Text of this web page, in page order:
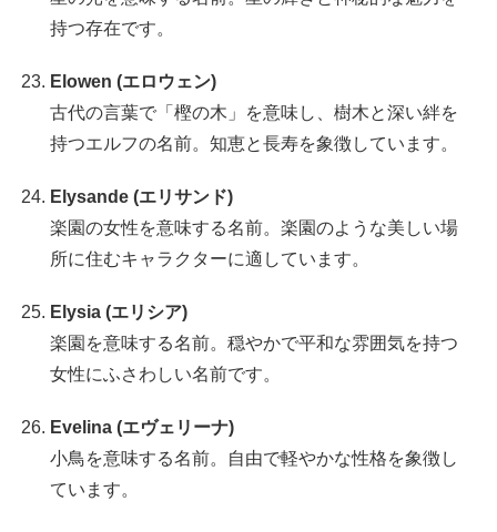
持つ存在です。
Elowen (エロウェン)
古代の言葉で「樫の木」を意味し、樹木と深い絆を
持つエルフの名前。知恵と長寿を象徴しています。
Elysande (エリサンド)
楽園の女性を意味する名前。楽園のような美しい場
所に住むキャラクターに適しています。
Elysia (エリシア)
楽園を意味する名前。穏やかで平和な雰囲気を持つ
女性にふさわしい名前です。
Evelina (エヴェリーナ)
小鳥を意味する名前。自由で軽やかな性格を象徴し
ています。